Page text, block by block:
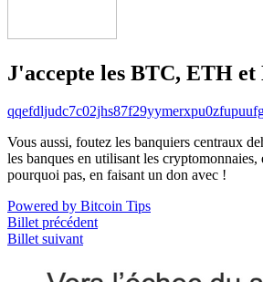
J'accepte les BTC, ETH et
Vous aussi, foutez les banquiers centraux
les banques en utilisant les
pourquoi pas, en faisant un don avec !
Powered by Bitcoin Tips
Billet précédent
Billet suivant